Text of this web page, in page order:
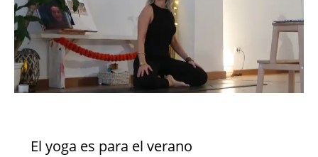
El yoga es para el verano